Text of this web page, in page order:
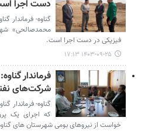
دست اجرا
گناوه- فرماندار
فیزیکی در دست اجرا است.
۱۴۰۳-۰۹-۲۵ ۱۷:۱۳
فرماندار
شرکت‌های
گناوه- فرماندار
که اجرای یک
خواست از نیروهای بومی شهرستان های